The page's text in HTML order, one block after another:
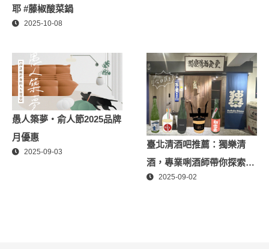
耶 #藤椒酸菜鍋
2025-10-08
愚人築夢・俞人節2025品牌
月優惠
2025-09-03
臺北清酒吧推薦：獨樂清
酒，專業唎酒師帶你探索日
本酒世界
2025-09-02